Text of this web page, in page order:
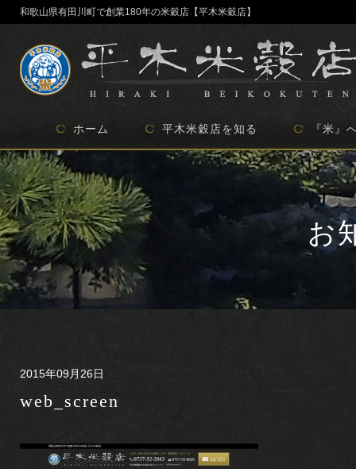
和歌山県有田川町で創業180年の米穀店【平木米穀店】
ホーム 平木米穀店を知る
創業180年の歴史
当店のこだわり
委託事業について
地域貢献の取り組み
『米』
お
2015年09月26日
web_screen